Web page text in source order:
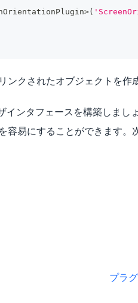
>(
クされたオブジェクトを作
ンタフェースを構築しまし
容易にすることができます。
プラ